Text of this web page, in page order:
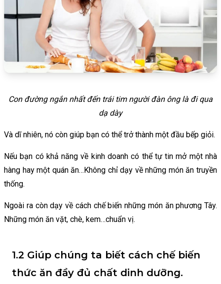
Con đường ngắn nhất đến trái tim người đàn ông là đi qua
dạ dày
Và dĩ nhiên, nó còn giúp bạn có thể trở thành một đầu bếp giỏi.
Nếu bạn có khả năng về kinh doanh có thể tự tin mở một nhà
hàng hay một quán ăn…Không chỉ dạy về những món ăn truyền
thống.
Ngoài ra còn dạy về cách chế biến những món ăn phương Tây.
Những món ăn vặt, chè, kem…chuẩn vị.
1.2 Giúp chúng ta biết cách chế biến
thức ăn đầy đủ chất dinh dưỡng.